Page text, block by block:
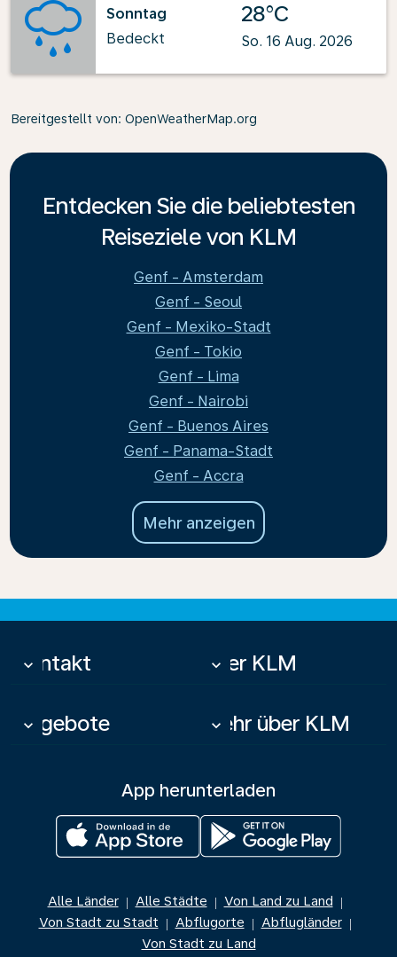
Sonntag
Bedeckt
28°C
So. 16 Aug. 2026
Bereitgestellt von: OpenWeatherMap.org
Entdecken Sie die beliebtesten
Reiseziele von KLM
Genf - Amsterdam
Genf - Seoul
Genf - Mexiko-Stadt
Genf - Tokio
Genf - Lima
Genf - Nairobi
Genf - Buenos Aires
Genf - Panama-Stadt
Genf - Accra
Mehr anzeigen
Kontakt
keyboard_arrow_down Über KLM
keyboard_arrow_down
Angebote
keyboard_arrow_down Mehr über KLM
keyboard_arrow_down
App herunterladen
Alle Länder | Alle Städte | Von Land zu Land |
Von Stadt zu Stadt | Abflugorte | Abflugländer |
Von Stadt zu Land